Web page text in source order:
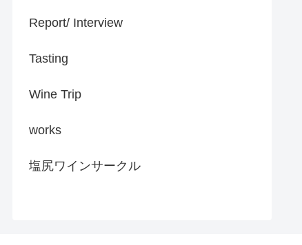
Report/ Interview
Tasting
Wine Trip
works
塩尻ワインサークル